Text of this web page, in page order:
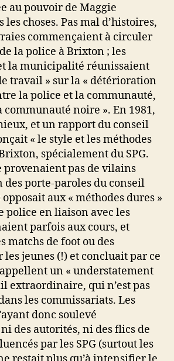
au pouvoir de Maggie
les choses. Pas mal d’histoires,
commençaient à circuler
la police à Brixton ; les
la municipalité réunissaient
travail » sur la « détérioration
la police et la communauté,
noire ». En 1981,
et un rapport du conseil
« le style et les méthodes
spécialement du SPG.
provenaient pas de vilains
des porte-paroles du conseil
aux « méthodes dures »
police en liaison avec les
parfois aux cours, et
matchs de foot ou des
les jeunes (!) et concluait par ce
un « understatement
extraordinaire, qui n’est pas
les commissariats. Les
donc soulevé
des autorités, ni des flics de
par les SPG (surtout les